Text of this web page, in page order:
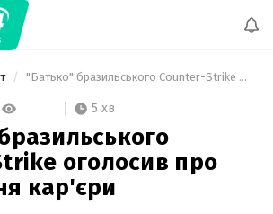
"Батько" бразильського Counter-Strike оголосив про закінчення кар'єри
5 хв
оголосив про
кар'єри